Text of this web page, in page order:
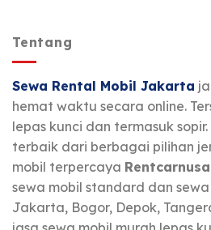
Tentang
Sewa Rental Mobil Jakarta
hemat waktu secara online.
lepas kunci dan termasuk
terbaik dari berbagai pilihan
mobil terpercaya
sewa mobil standard dan
Jakarta, Bogor, Depok,